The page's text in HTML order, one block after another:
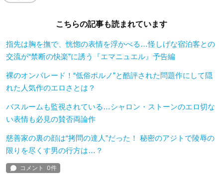
こちらの記事も読まれています
指先は胸を撫で、恍惚の表情を浮かべる…怪しげな宿泊客との
交流が“禁断の快楽”に誘う『エマニュエル』予告編
裸のオンパレード！“低俗ポルノ”と酷評された問題作にして隠
れた人気作のエロさとは？
バスルームも監視されている…シャロン・ストーンのエロ切な
い表情も必見の賛否両論作
慈善家の裏の顔は“拷問の達人”だった！ 秘密のアジトで陵辱の
限りを尽くす男の行方は…？